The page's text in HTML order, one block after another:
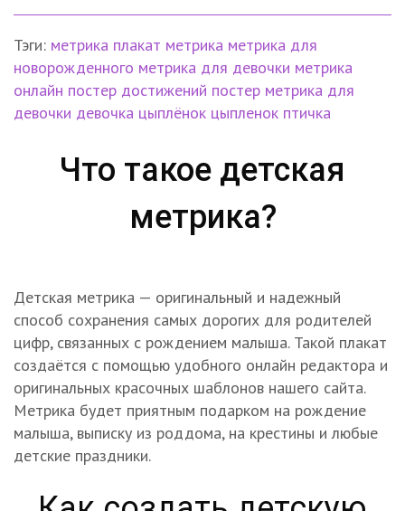
Тэги: метрика плакат метрика метрика для
новорожденного метрика для девочки метрика
онлайн постер достижений постер метрика для
девочки девочка цыплёнок цыпленок птичка
Что такое детская
метрика?
Детская метрика — оригинальный и надежный
способ сохранения самых дорогих для родителей
цифр, связанных с рождением малыша. Такой плакат
создаётся с помощью удобного онлайн редактора и
оригинальных красочных шаблонов нашего сайта.
Метрика будет приятным подарком на рождение
малыша, выписку из роддома, на крестины и любые
детские праздники.